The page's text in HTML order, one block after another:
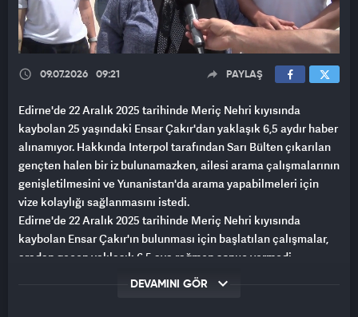
09.07.2026 09:21 PAYLAŞ
Edirne'de 22 Aralık 2025 tarihinde Meriç Nehri kıyısında
kaybolan 25 yaşındaki Ensar Çakır'dan yaklaşık 6,5 aydır haber
alınamıyor. Hakkında Interpol tarafından Sarı Bülten çıkarılan
gençten halen bir iz bulunamazken, ailesi arama çalışmalarının
genişletilmesini ve Yunanistan'da arama yapabilmeleri için
vize kolaylığı sağlanmasını istedi.
Edirne'de 22 Aralık 2025 tarihinde Meriç Nehri kıyısında
kaybolan Ensar Çakır'ın bulunması için başlatılan çalışmalar,
aradan geçen yaklaşık 6,5 aya rağmen sonuç vermedi.
Soruşturma kapsamında uluslararası arama süreci
DEVAMINI GÖR